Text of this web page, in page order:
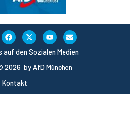
2026 by AfD München
Kontakt
auf den Sozialen Medien